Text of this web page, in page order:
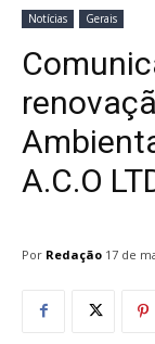
Notícias Gerais
A.C.O
Por Redação 17 de